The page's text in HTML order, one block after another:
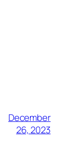
December
26, 2023